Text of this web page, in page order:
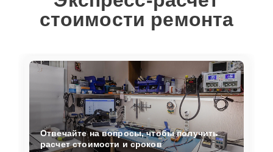
стоимости ремонта
Отвечайте на вопросы, чтобы получить
расчет стоимости и сроков